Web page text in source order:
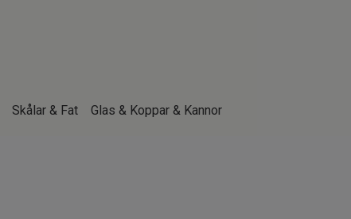
Skålar & Fat Glas & Koppar & Kannor